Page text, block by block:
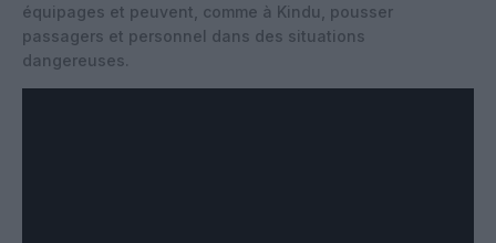
équipages et peuvent, comme à Kindu, pousser
passagers et personnel dans des situations
dangereuses.